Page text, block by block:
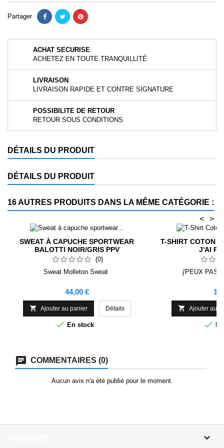
Partager
ACHAT SECURISE
ACHETEZ EN TOUTE TRANQUILLITÉ
LIVRAISON
LIVRAISON RAPIDE ET CONTRE SIGNATURE
POSSIBILITE DE RETOUR
RETOUR SOUS CONDITIONS
DÉTAILS DU PRODUIT
DÉTAILS DU PRODUIT
16 AUTRES PRODUITS DANS LA MÊME CATÉGORIE :
>
<
SWEAT À CAPUCHE SPORTWEAR
BALOTTI NOIR/GRIS PPV
(0)
Sweat Molleton Sweat
Prix
44,00 €
 Ajouter au panier Détails
 En stock
T-SHIRT COTON
J'AI
j'PEUX PAS
 Ajouter au

COMMENTAIRES (0)
Aucun avis n'a été publié pour le moment.
